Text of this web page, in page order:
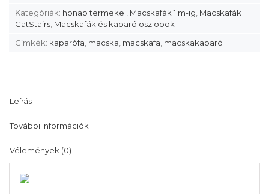
Kategóriák: honap termekei Macskafák 1 m-ig Macskafák
CatStairs Macskafák és kaparó oszlopok
Címkék: kaparófa macska macskafa macskakaparó
Leírás
További információk
Vélemények (0)